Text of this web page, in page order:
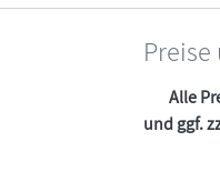
Preise
Alle
und ggf.